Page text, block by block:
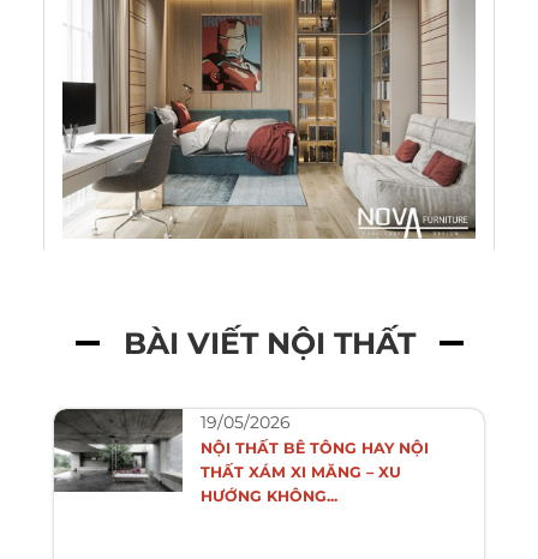
BÀI VIẾT NỘI THẤT
19/05/2026
NỘI THẤT BÊ TÔNG HAY NỘI
THẤT XÁM XI MĂNG – XU
HƯỚNG KHÔNG...